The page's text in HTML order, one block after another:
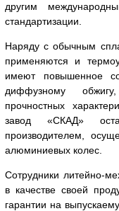
другим
стандартизации.
Наряду с обычным
применяются и
имеют повышенное
диффузному
прочностных
завод «СКАД»
производителем,
алюминиевых колес.
Сотрудники литейно-
в качестве своей
гарантии на